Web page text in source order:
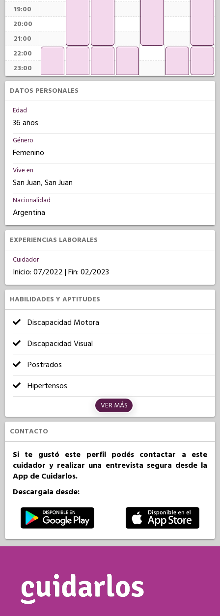
19:00
20:00
21:00
22:00
23:00
DATOS PERSONALES
Edad
36 años
Género
Femenino
Vive en
San Juan, San Juan
Nacionalidad
Argentina
EXPERIENCIAS LABORALES
Cuidador
Inicio: 07/2022 | Fin: 02/2023
HABILIDADES Y APTITUDES
Discapacidad Motora
Discapacidad Visual
Postrados
Hipertensos
VER MÁS
CONTACTO
Si te gustó este perfil podés contactar a este
cuidador y realizar una entrevista segura desde la
App de Cuidarlos.
Descargala desde: